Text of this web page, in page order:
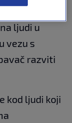
ljudi u
vezu s
razviti
kod ljudi koji